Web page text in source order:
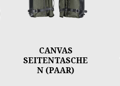
CANVAS
SEITENTASCHE
N (PAAR)